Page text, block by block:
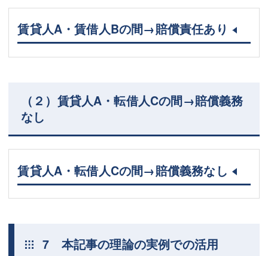
賃貸人A・賃借人Bの間→賠償責任あり
（２）賃貸人A・転借人Cの間→賠償義務
なし
賃貸人A・転借人Cの間→賠償義務なし
7 本記事の理論の実例での活用